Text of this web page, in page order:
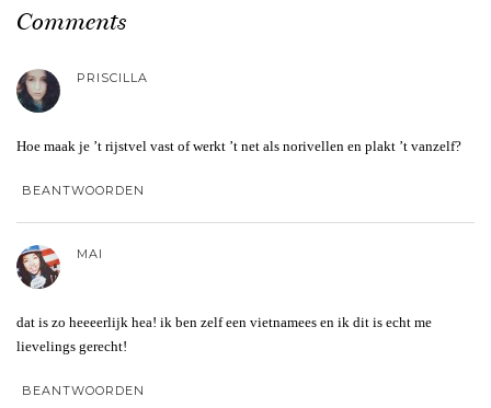
Comments
PRISCILLA
Hoe maak je ’t rijstvel vast of werkt ’t net als norivellen en plakt ’t vanzelf?
BEANTWOORDEN
MAI
dat is zo heeeerlijk hea! ik ben zelf een vietnamees en ik dit is echt me
lievelings gerecht!
BEANTWOORDEN